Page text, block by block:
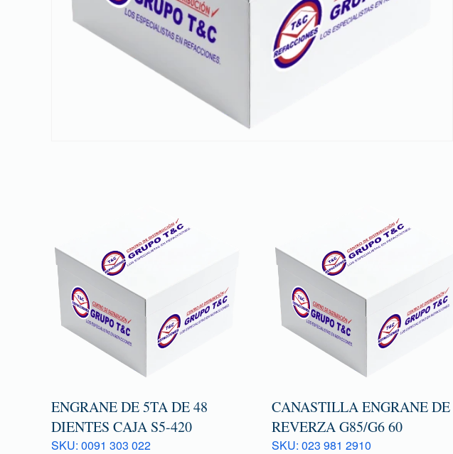
ENGRANE DE 5TA DE 48
DIENTES CAJA S5-420
SKU: 0091 303 022
CANASTILLA ENGRANE DE
REVERZA G85/G6 60
SKU: 023 981 2910